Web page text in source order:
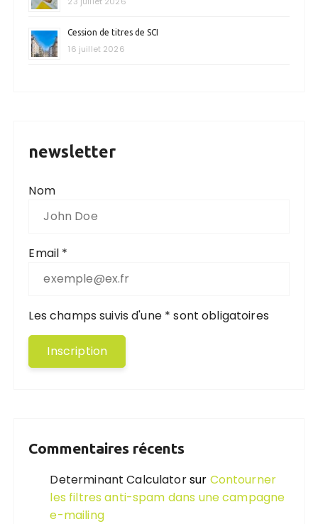
Cession de titres de SCI
16 juillet 2026
newsletter
Nom
Email *
Les champs suivis d'une * sont obligatoires
Commentaires récents
Determinant Calculatorsur Contourner
les filtres anti-spam dans une campagne
e-mailing